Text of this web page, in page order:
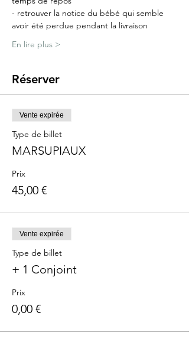
- retrouver la notice du bébé qui semble
avoir été perdue pendant la livraison
En lire plus >
Réserver
Vente expirée
Type de billet
MARSUPIAUX
Prix
45,00 €
Vente expirée
Type de billet
+ 1 Conjoint
Prix
0,00 €